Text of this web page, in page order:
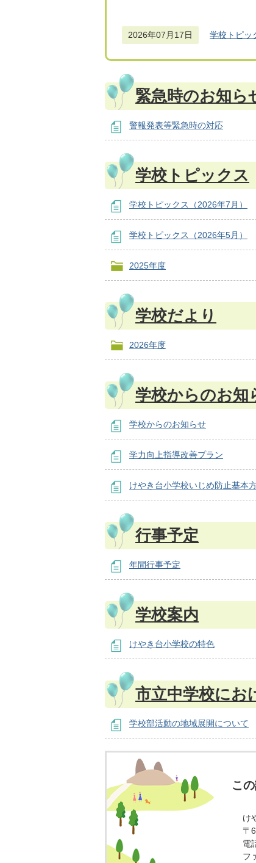
2026年07月17日 学校トピッ
緊急時のお知ら
警報発表等緊急時の対応
学校トピックス
学校トピックス（2026年7月）
学校トピックス（2026年5月）
2025年度
学校だより
2026年度
学校からのお知
学校からのお知らせ
学力向上指導改善プラン
けやき台小学校いじめ防止基本
行事予定
年間行事予定
学校案内
けやき台小学校の特色
市立中学校にお
学校部活動の地域展開について
こ
け
〒
電
フ